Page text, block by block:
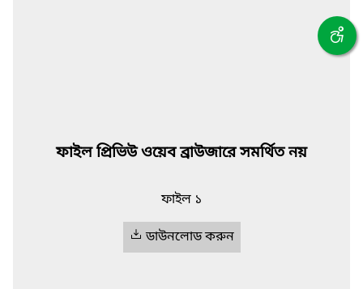
ফাইল প্রিভিউ ওয়েব ব্রাউজারে সমর্থিত নয়
ফাইল ১
ডাউনলোড করুন